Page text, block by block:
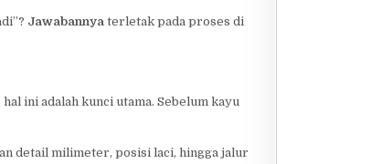
Jawabannya terletak pada proses di
hal ini adalah kunci utama. Sebelum kayu
detail milimeter, posisi laci, hingga jalur